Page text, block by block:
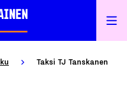
Taksi TJ Tanskanen